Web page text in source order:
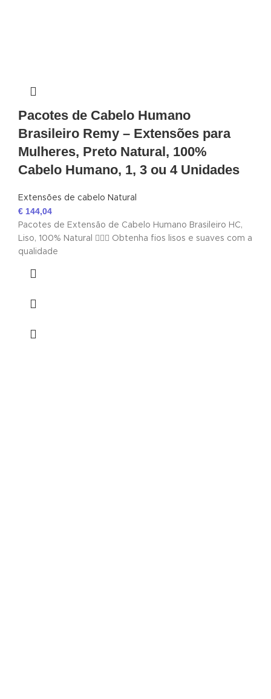
Pacotes de Cabelo Humano
Brasileiro Remy – Extensões para
Mulheres, Preto Natural, 100%
Cabelo Humano, 1, 3 ou 4 Unidades
Extensões de cabelo Natural
€ 144,04
Pacotes de Extensão de Cabelo Humano Brasileiro HC,
Liso, 100% Natural 💇‍♀️✨ Obtenha fios lisos e suaves com a
qualidade